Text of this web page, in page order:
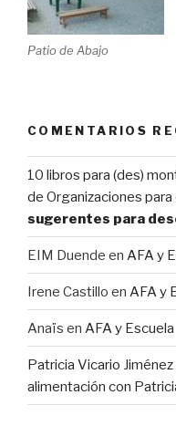
Patio de Abajo
COMENTARIOS
10 libros para (des)
de Organizaciones
sugerentes para
EIM Duende en AFA y
Irene Castillo en AFA y
Anaïs en AFA y Escuela
Patricia Vicario Jiménez
alimentación con